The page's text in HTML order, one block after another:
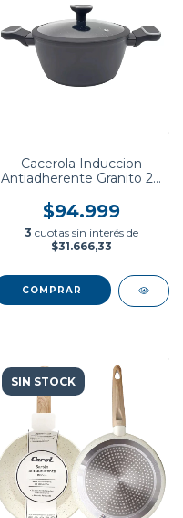
Cacerola Induccion
Antiadherente Granito 24
$94.999
3 cuotas sin interés de
$31.666,33
SIN STOCK